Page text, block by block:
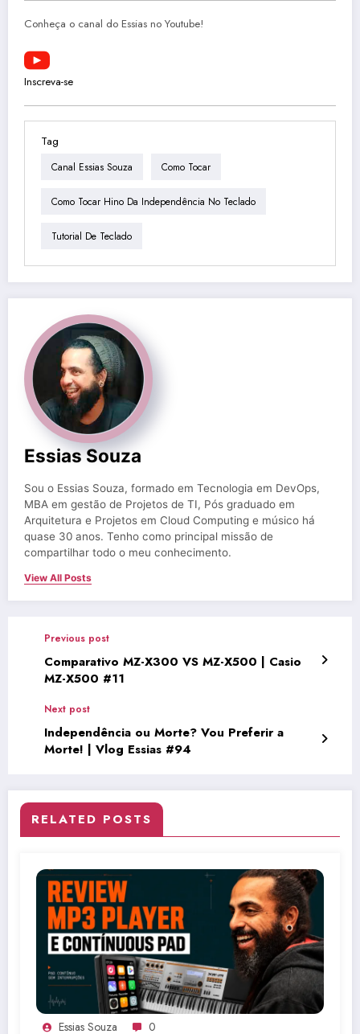
Conheça o canal do Essias no Youtube!
Inscreva-se
Tag
Canal Essias Souza Como Tocar
Como Tocar Hino Da Independência No Teclado
Tutorial De Teclado
Essias Souza
Sou o Essias Souza, formado em Tecnologia em DevOps,
MBA em gestão de Projetos de TI, Pós graduado em
Arquitetura e Projetos em Cloud Computing e músico há
quase 30 anos. Tenho como principal missão de
compartilhar todo o meu conhecimento.
View All Posts
Previous post
Comparativo MZ-X300 VS MZ-X500 | Casio
MZ-X500 #11
Next post
Independência ou Morte? Vou Preferir a
Morte! | Vlog Essias #94
RELATED POSTS
Essias Souza 0